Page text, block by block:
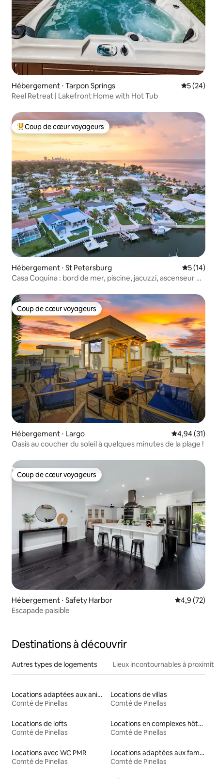
Hébergement ⋅ Tarpon Springs
5 (24)
Reel Retreat | Lakefront Home with Hot Tub
Coups de cœur voyageurs les plus appréciés
Coup de cœur voyageurs
Hébergement ⋅ St Petersburg
5 (14)
Casa Coquina : bord de mer, piscine, jacuzzi, ascenseur de
Coup de cœur voyageurs
Coup de cœur voyageurs
Hébergement ⋅ Largo Évaluation
4,94 (31)
Oasis au coucher du soleil à quelques minutes de la plage !
Coup de cœur voyageurs
Coup de cœur voyageurs
Hébergement ⋅ Safety Harbor Évaluation
4,9 (72)
Escapade paisible
Destinations à découvrir
Autres types de logements Lieux incontournables à
Locations adaptées aux animaux
Comté de Pinellas
Locations de villas
Comté de Pinellas
Locations de lofts
Comté de Pinellas
Locations en complexes hôteliers
Comté de Pinellas
Locations avec WC PMR
Comté de Pinellas
Locations adaptées aux familles
Comté de Pinellas